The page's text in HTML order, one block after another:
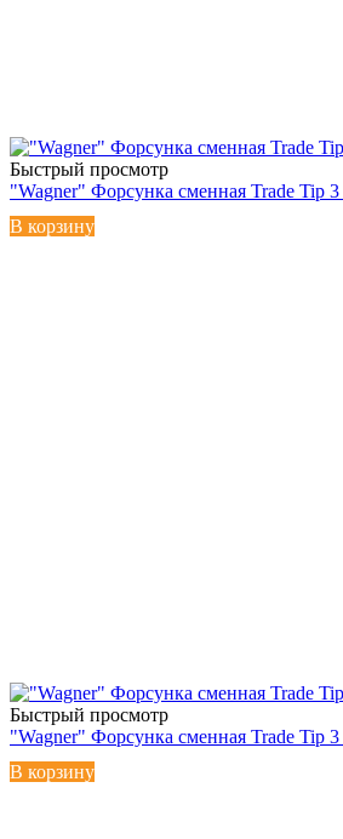
Быстрый просмотр
"Wagner" Форсунка сменная Trade Tip
В корзину
Быстрый просмотр
"Wagner" Форсунка сменная Trade Tip
В корзину